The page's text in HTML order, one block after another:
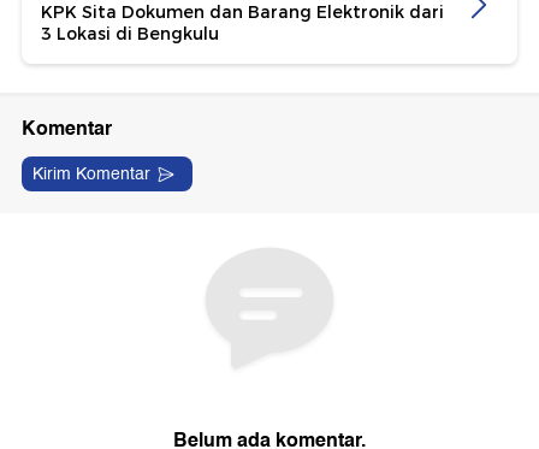
KPK Sita Dokumen dan Barang Elektronik dari
3 Lokasi di Bengkulu